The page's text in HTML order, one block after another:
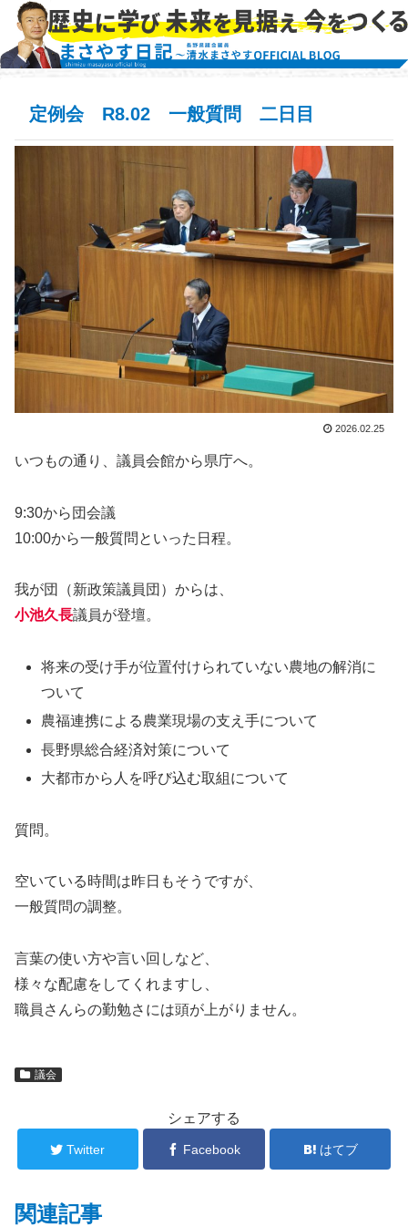
定例会 R8.02 一般質問 二日目
2026.02.25
いつもの通り、議員会館から県庁へ。
9:30から団会議
10:00から一般質問といった日程。
我が団（新政策議員団）からは、
小池久長議員が登壇。
将来の受け手が位置付けられていない農地の解消に
ついて
農福連携による農業現場の支え手について
長野県総合経済対策について
大都市から人を呼び込む取組について
質問。
空いている時間は昨日もそうですが、
一般質問の調整。
言葉の使い方や言い回しなど、
様々な配慮をしてくれますし、
職員さんらの勤勉さには頭が上がりません。
議会
シェアする
Twitter Facebook はてブ
関連記事